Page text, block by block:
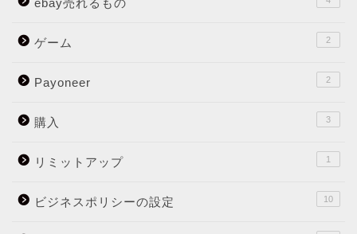
ebay売れるもの
ゲーム 2
Payoneer 2
購入 3
リミットアップ 1
ビジネスポリシーの設定 10